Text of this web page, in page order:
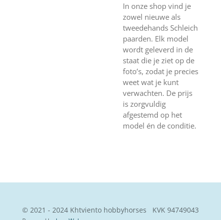
In onze shop vind je
zowel nieuwe als
tweedehands Schleich
paarden. Elk model
wordt geleverd in de
staat die je ziet op de
foto’s, zodat je precies
weet wat je kunt
verwachten. De prijs
is zorgvuldig
afgestemd op het
model én de conditie.
© 2021 - 2024 Khtviento hobbyhorses KVK 94749043